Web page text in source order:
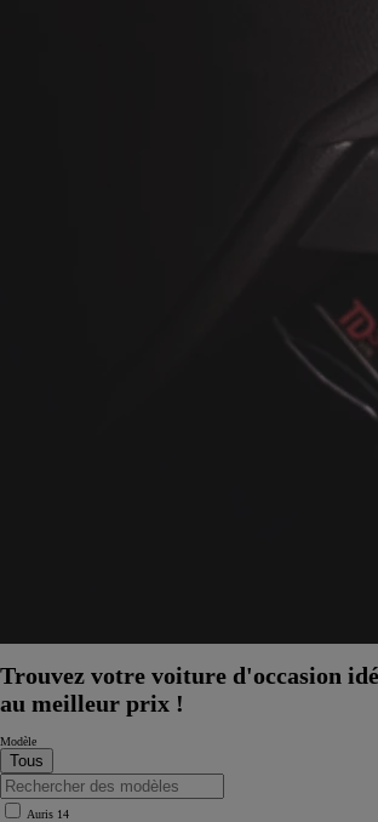
Trouvez votre voiture d'occasion
au meilleur prix !
Modèle
Auris 14